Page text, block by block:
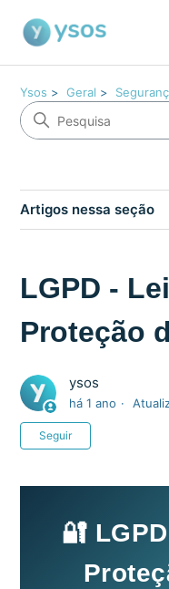
Ysos Geral
Artigos nessa seção
LGPD -
Proteção
ysos
há 1 ano
Seguir
🔐